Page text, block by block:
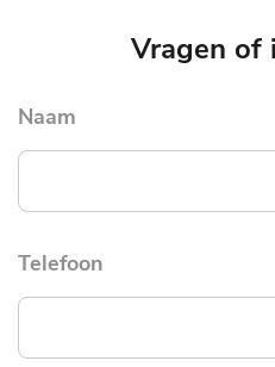
Vragen of
Naam
Telefoon